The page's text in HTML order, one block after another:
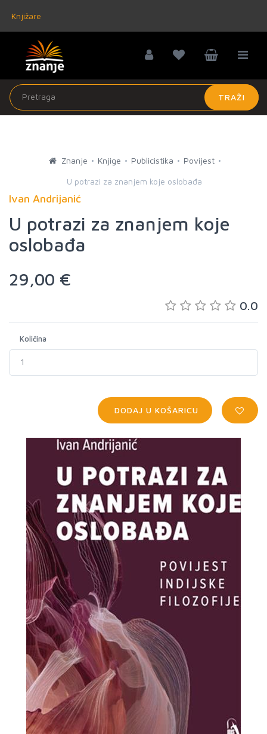
Knjižare
TRAŽI
Znanje Knjige Publicistika Povijest
U potrazi za znanjem koje oslobađa
Ivan Andrijanić
U potrazi za znanjem koje
oslobađa
29,00 €
0.0
Količina
DODAJ U KOŠARICU